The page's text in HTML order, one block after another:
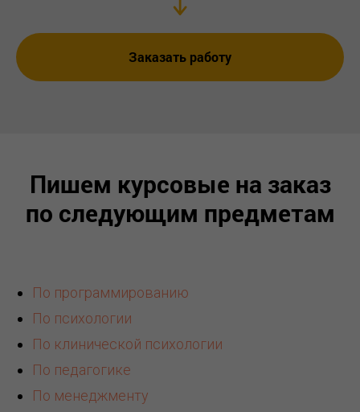
Заказать работу
Пишем курсовые на заказ
по следующим предметам
По программированию
По психологии
По клинической психологии
По педагогике
По менеджменту